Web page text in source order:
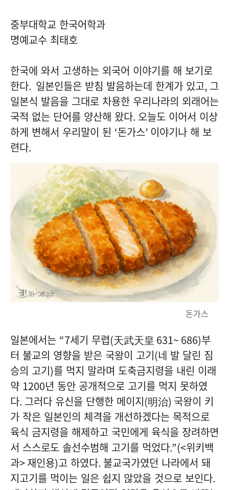
중부대학교 한국어학과
명예교수 최태호
한국에 와서 고생하는 외국어 이야기를 해 보기로
한다. 일본인들은 받침 발음하는데 한계가 있고, 그
일본식 발음을 그대로 차용한 우리나라의 외래어는
국적 없는 단어를 양산해 왔다. 오늘도 이어서 이상
하게 변해서 우리말이 된 ‘돈가스’ 이야기나 해 보
련다.
돈가스
일본에서는 “7세기 무렵(天武天皇 631~ 686)부
터 불교의 영향을 받은 국왕이 고기(네 발 달린 짐
승의 고기)를 먹지 말라며 도축금지령을 내린 이래
약 1200년 동안 공개적으로 고기를 먹지 못하였
다. 그러다 유신을 단행한 메이지(明治) 국왕이 키
가 작은 일본인의 체격을 개선하겠다는 목적으로
육식 금지령을 해제하고 국민에게 육식을 장려하면
서 스스로도 솔선수범해 고기를 먹었다.”(<위키백
과>재인용)고 하였다. 불교국가였던 나라에서 돼
지고기를 먹이는 일은 쉽지 않았을 것으로 보인다.